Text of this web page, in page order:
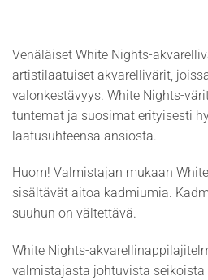
Venäläiset White Nights-
artistilaatuiset akvarellivärit,
valonkestävyys. White Nights-
tuntemat ja suosimat erityisesti
laatusuhteensa ansiosta.
Huom! Valmistajan mukaan
sisältävät aitoa kadmiumia.
suuhun on vältettävä.
White Nights-
valmistajasta johtuvista seikoista